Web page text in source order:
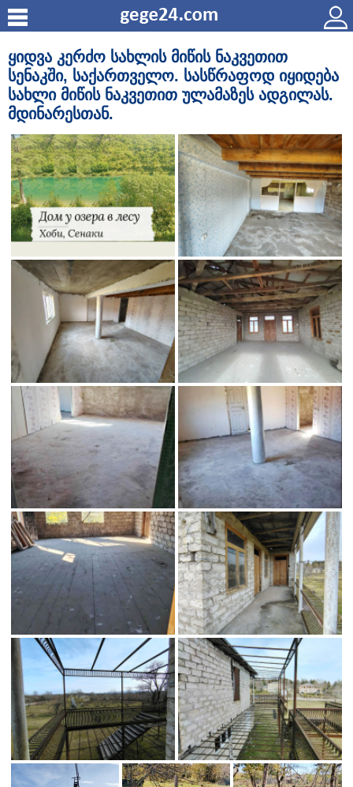
ყიდვა კერძო სახლის მიწის ნაკვეთით
სენაკში, საქართველო. სასწრაფოდ იყიდება
სახლი მიწის ნაკვეთით ულამაზეს ადგილას.
მდინარესთან.